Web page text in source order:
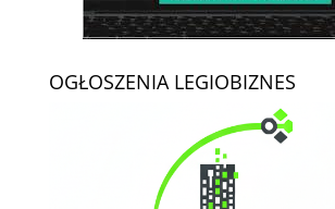
OGŁOSZENIA LEGIOBIZNES